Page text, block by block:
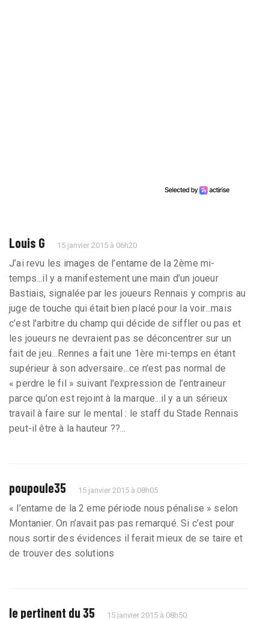
Louis G 15 janvier 2015 à 06h20
J’ai revu les images de l’entame de la 2ème mi-
temps...il y a manifestement une main d’un joueur
Bastiais, signalée par les joueurs Rennais y compris au
juge de touche qui était bien placé pour la voir...mais
c’est l’arbitre du champ qui décide de siffler ou pas et
les joueurs ne devraient pas se déconcentrer sur un
fait de jeu...Rennes a fait une 1ère mi-temps en étant
supérieur à son adversaire...ce n’est pas normal de
« perdre le fil » suivant l’expression de l’entraineur
parce qu’on est rejoint à la marque...il y a un sérieux
travail à faire sur le mental : le staff du Stade Rennais
peut-il être à la hauteur ??...
poupoule35 15 janvier 2015 à 08h05
« l’entame de la 2 eme période nous pénalise » selon
Montanier. On n’avait pas pas remarqué. Si c’est pour
nous sortir des évidences il ferait mieux de se taire et
de trouver des solutions
le pertinent du 35 15 janvier 2015 à 08h50